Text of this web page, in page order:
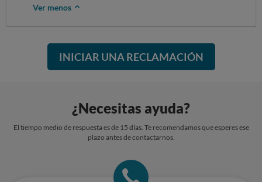
Ver menos
INICIAR UNA RECLAMACIÓN
¿Necesitas ayuda?
El tiempo medio de respuesta es de 15 días. Te recomendamos que esperes ese
plazo antes de contactarnos.